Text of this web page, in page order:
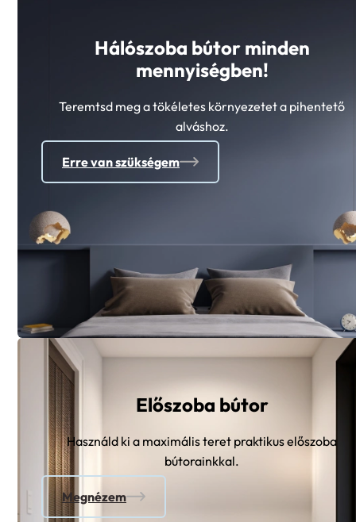
Hálószoba bútor minden
mennyiségben!
Teremtsd meg a tökéletes környezetet a pihentető
alváshoz.
Erre van szükségem
Előszoba bútor
Használd ki a maximális teret praktikus előszoba
bútorainkkal.
Megnézem